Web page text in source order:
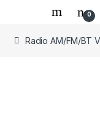
0
Radio AM/FM/BT